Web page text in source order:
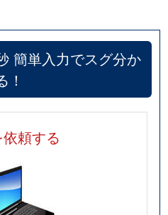
簡単入力でスグ分か
！
頼する